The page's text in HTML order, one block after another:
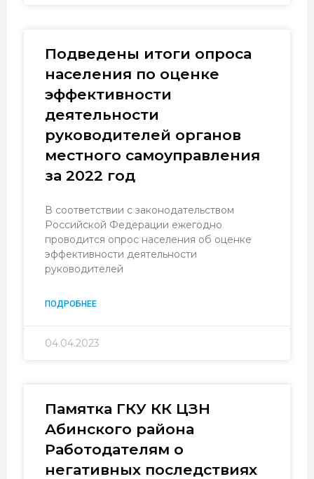
Подведены итоги опроса
населения по оценке
эффективности
деятельности
руководителей органов
местного самоуправления
за 2022 год
В соответствии с законодательством
Российской Федерации ежегодно
проводится опрос населения об оценке
эффективности деятельности
руководителей
ПОДРОБНЕЕ
04.04.2023
Памятка ГКУ КК ЦЗН
Абинского района
Работодателям о
негативных последствиях